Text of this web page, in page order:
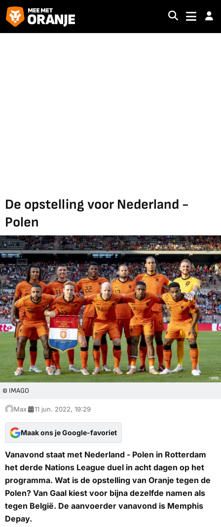
De opstelling voor Nederland -
Polen
© IMAGO
Max 11 jun. 2022, 19:29
Maak ons je Google-favoriet
Vanavond staat met Nederland - Polen in Rotterdam
het derde Nations League duel in acht dagen op het
programma. Wat is de opstelling van Oranje tegen de
Polen? Van Gaal kiest voor bijna dezelfde namen als
tegen België. De aanvoerder vanavond is Memphis
Depay.